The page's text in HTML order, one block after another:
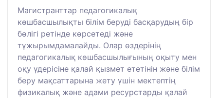
Магистранттар педагогикалық
көшбасшылықты білім беруді басқарудың бір
бөлігі ретінде көрсетеді және
тұжырымдамалайды. Олар өздерінің
педагогикалық көшбасшылығының оқыту мен
оқу үдерісіне қалай қызмет ететінін және білім
беру мақсаттарына жету үшін мектептің
физикалық және адами ресурстарды қалай